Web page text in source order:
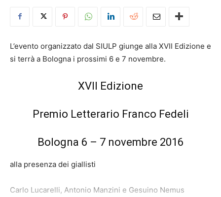
L’evento organizzato dal SIULP giunge alla XVII Edizione e
si terrà a Bologna i prossimi 6 e 7 novembre.
XVII Edizione
Premio Letterario Franco Fedeli
Bologna 6 – 7 novembre 2016
alla presenza dei giallisti
Carlo Lucarelli, Antonio Manzini e Gesuino Nemus